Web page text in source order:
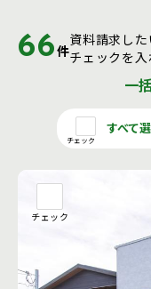
66 件
資料請求した
チェックを入
一
チェック
すべて
チェック